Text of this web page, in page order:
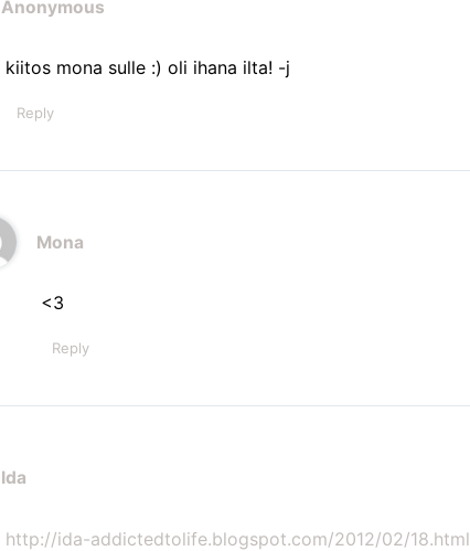
Anonymous
kiitos mona sulle :) oli ihana ilta! -j
Reply
Mona
<3
Reply
Ida
http://ida-addictedtolife.blogspot.com/2012/02/18.html